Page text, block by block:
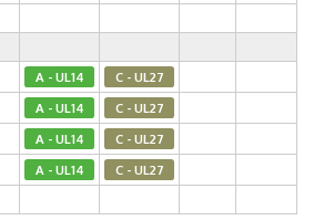
A - UL14 C - UL27
A - UL14 C - UL27
A - UL14 C - UL27
A - UL14 C - UL27